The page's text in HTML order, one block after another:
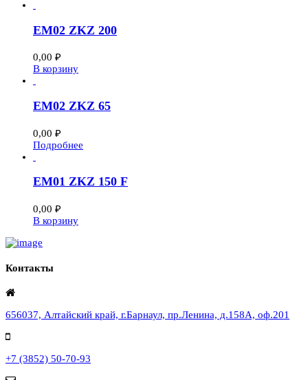
EM02 ZKZ 200
0,00 ₽
В корзину
EM02 ZKZ 65
0,00 ₽
Подробнее
EM01 ZKZ 150 F
0,00 ₽
В корзину
Контакты
656037, Алтайский край, г.Барнаул, пр.Ленина, д.158А, оф.201
+7 (3852) 50-70-93